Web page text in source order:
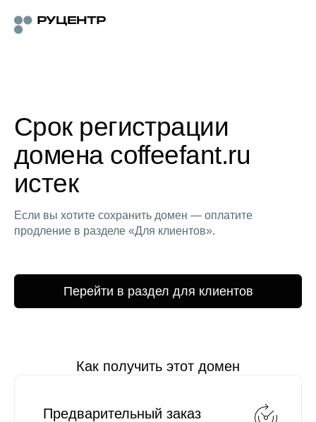
Срок регистрации
домена coffeefant.ru
истек
Если вы хотите сохранить домен — оплатите
продление в разделе «Для клиентов».
Перейти в раздел для клиентов
Как получить этот домен
Предварительный заказ